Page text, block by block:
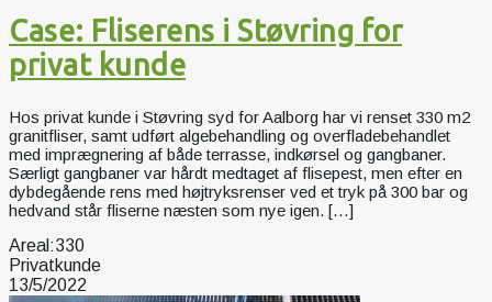
Case: Fliserens i Støvring for
privat kunde
Hos privat kunde i Støvring syd for Aalborg har vi renset 330 m2
granitfliser, samt udført algebehandling og overfladebehandlet
med imprægnering af både terrasse, indkørsel og gangbaner.
Særligt gangbaner var hårdt medtaget af flisepest, men efter en
dybdegående rens med højtryksrenser ved et tryk på 300 bar og
hedvand står fliserne næsten som nye igen. […]
Areal:330
Privatkunde
13/5/2022